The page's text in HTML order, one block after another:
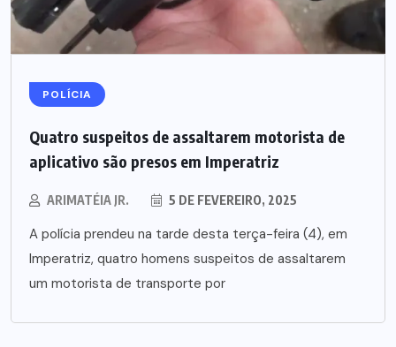
POLÍCIA
Quatro suspeitos de assaltarem motorista de
aplicativo são presos em Imperatriz
ARIMATÉIA JR. 5 DE FEVEREIRO, 2025
A polícia prendeu na tarde desta terça-feira (4), em
Imperatriz, quatro homens suspeitos de assaltarem
um motorista de transporte por